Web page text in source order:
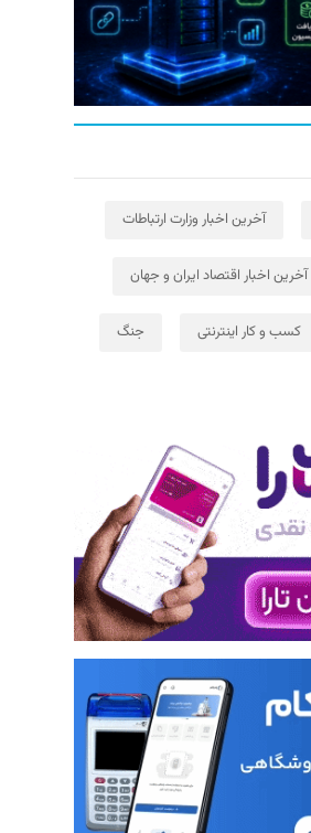
آخرین اخبار وزارت ارتباطات
آخرین اخبار اقتصاد ایران و جهان
کسب و کار اینترنتی جنگ